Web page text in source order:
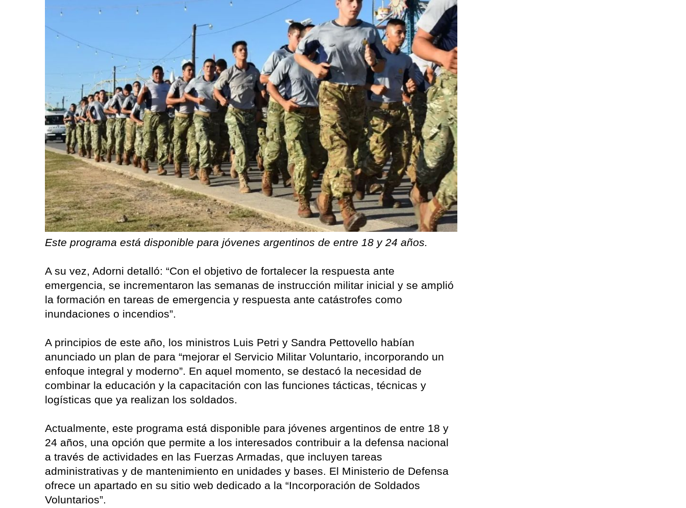
Este programa está disponible para jóvenes argentinos de entre 18 y 24 años.
A su vez, Adorni detalló: “Con el objetivo de fortalecer la respuesta ante
emergencia, se incrementaron las semanas de instrucción militar inicial y se amplió
la formación en tareas de emergencia y respuesta ante catástrofes como
inundaciones o incendios”.
A principios de este año, los ministros Luis Petri y Sandra Pettovello habían
anunciado un plan de para “mejorar el Servicio Militar Voluntario, incorporando un
enfoque integral y moderno”. En aquel momento, se destacó la necesidad de
combinar la educación y la capacitación con las funciones tácticas, técnicas y
logísticas que ya realizan los soldados.
Actualmente, este programa está disponible para jóvenes argentinos de entre 18 y
24 años, una opción que permite a los interesados contribuir a la defensa nacional
a través de actividades en las Fuerzas Armadas, que incluyen tareas
administrativas y de mantenimiento en unidades y bases. El Ministerio de Defensa
ofrece un apartado en su sitio web dedicado a la “Incorporación de Soldados
Voluntarios”.